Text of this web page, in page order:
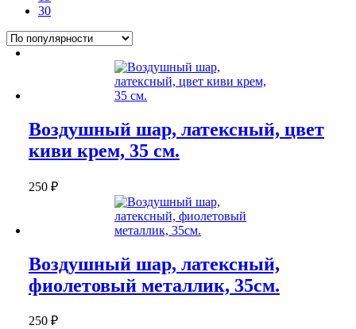
30
Воздушный шар, латексный, цвет
киви крем, 35 см.
250 ₽
Воздушный шар, латексный,
фиолетовый металлик, 35см.
250 ₽